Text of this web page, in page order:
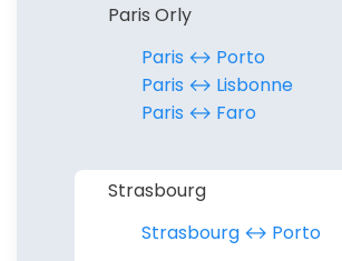
Paris Orly
Paris ↔︎ Porto
Paris ↔︎ Lisbonne
Paris ↔︎ Faro
Strasbourg
Strasbourg ↔︎ Porto